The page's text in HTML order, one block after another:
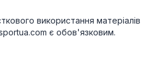
використання матеріалів
є обов'язковим.